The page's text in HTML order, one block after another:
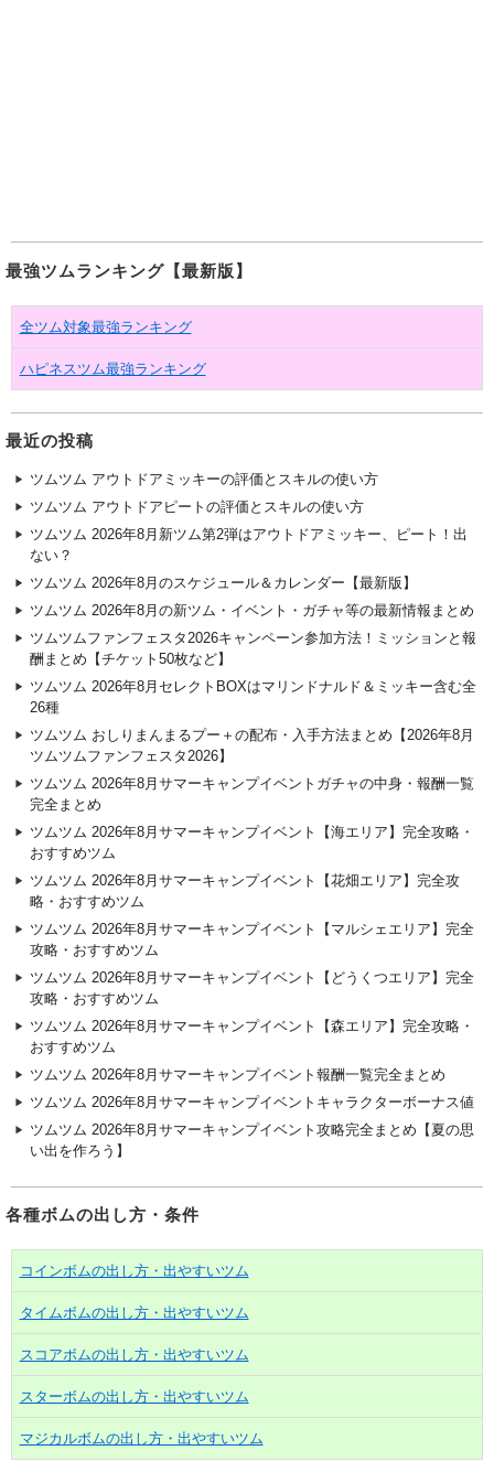
最強ツムランキング【最新版】
全ツム対象最強ランキング
ハピネスツム最強ランキング
最近の投稿
ツムツム アウトドアミッキーの評価とスキルの使い方
ツムツム アウトドアピートの評価とスキルの使い方
ツムツム 2026年8月新ツム第2弾はアウトドアミッキー、ピート！出
ない？
ツムツム 2026年8月のスケジュール＆カレンダー【最新版】
ツムツム 2026年8月の新ツム・イベント・ガチャ等の最新情報まとめ
ツムツムファンフェスタ2026キャンペーン参加方法！ミッションと報
酬まとめ【チケット50枚など】
ツムツム 2026年8月セレクトBOXはマリンドナルド＆ミッキー含む全
26種
ツムツム おしりまんまるプー＋の配布・入手方法まとめ【2026年8月
ツムツムファンフェスタ2026】
ツムツム 2026年8月サマーキャンプイベントガチャの中身・報酬一覧
完全まとめ
ツムツム 2026年8月サマーキャンプイベント【海エリア】完全攻略・
おすすめツム
ツムツム 2026年8月サマーキャンプイベント【花畑エリア】完全攻
略・おすすめツム
ツムツム 2026年8月サマーキャンプイベント【マルシェエリア】完全
攻略・おすすめツム
ツムツム 2026年8月サマーキャンプイベント【どうくつエリア】完全
攻略・おすすめツム
ツムツム 2026年8月サマーキャンプイベント【森エリア】完全攻略・
おすすめツム
ツムツム 2026年8月サマーキャンプイベント報酬一覧完全まとめ
ツムツム 2026年8月サマーキャンプイベントキャラクターボーナス値
ツムツム 2026年8月サマーキャンプイベント攻略完全まとめ【夏の思
い出を作ろう】
各種ボムの出し方・条件
コインボムの出し方・出やすいツム
タイムボムの出し方・出やすいツム
スコアボムの出し方・出やすいツム
スターボムの出し方・出やすいツム
マジカルボムの出し方・出やすいツム